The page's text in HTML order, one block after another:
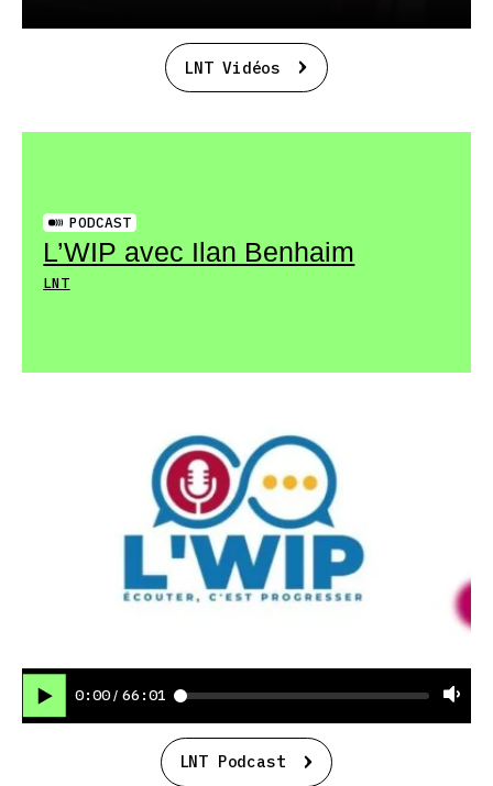
LNT Vidéos
PODCAST
L’WIP avec Ilan Benhaim
LNT
0:00 / 66:01
LNT Podcast